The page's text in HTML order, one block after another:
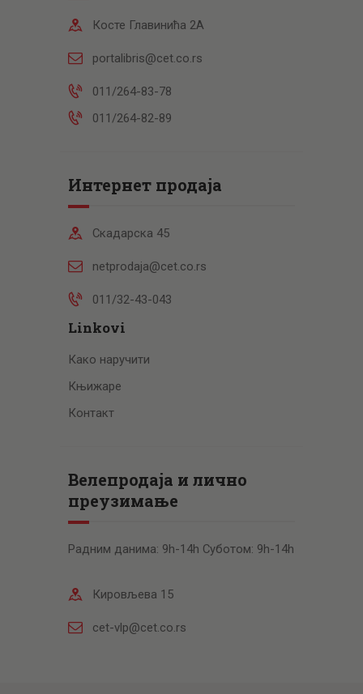
Косте Главинића 2А
portalibris@cet.co.rs
011/264-83-78
011/264-82-89
Интернет продаја
Скадарска 45
netprodaja@cet.co.rs
011/32-43-043
Linkovi
Како наручити
Књижаре
Контакт
Велепродаја и лично
преузимање
Радним данима: 9h-14h Суботом: 9h-14h
Кировљева 15
cet-vlp@cet.co.rs